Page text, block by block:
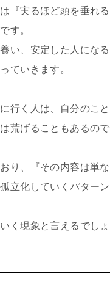
『実るほど頭を垂れ
す。
い、安定した人になる
ていきます。
行く人は、自分のこ
荒げることもあるので
り、『その内容は単
立化していくパターン
く現象と言えるでしょ